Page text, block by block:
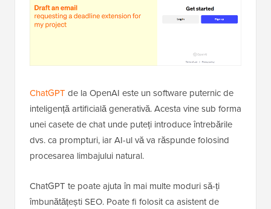
ChatGPT de la OpenAI este un software puternic de
inteligență artificială generativă. Acesta vine sub forma
unei casete de chat unde puteți introduce întrebările
dvs. ca prompturi, iar AI-ul vă va răspunde folosind
procesarea limbajului natural.
ChatGPT te poate ajuta în mai multe moduri să-ți
îmbunătățești SEO. Poate fi folosit ca asistent de